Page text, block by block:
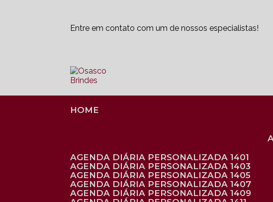
Entre em contato com um de nossos especialistas!
HOME
AGENDA DIÁRIA PERSONALIZADA 1401
AGENDA DIÁRIA PERSONALIZADA 1403
AGENDA DIÁRIA PERSONALIZADA 1405
AGENDA DIÁRIA PERSONALIZADA 1407
AGENDA DIÁRIA PERSONALIZADA 1409